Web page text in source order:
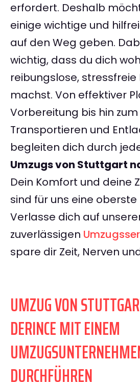
erfordert. Deshalb
einige wichtige und
auf den Weg geben.
wichtig, dass du dich
reibungslose, stressfreie
machst. Von effektiver
Vorbereitung bis hin zum
Transportieren und
begleiten dich durch
Umzugs von Stuttgart
Dein Komfort und deine
sind für uns eine oberste
Verlasse dich auf
zuverlässigen
spare dir Zeit, Nerven
UMZUG VON
DERINCE MIT EINEM
DURCHFÜHREN